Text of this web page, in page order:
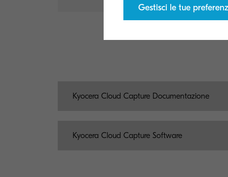
Kyocera Cloud Capture Documentazione
Kyocera Cloud Capture Software
Gestisci le tue